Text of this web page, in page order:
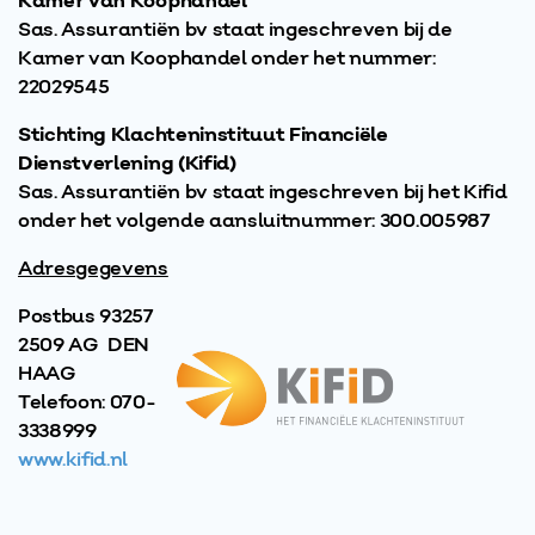
Sas. Assurantiën bv staat ingeschreven bij de
Kamer van Koophandel onder het nummer:
22029545
Stichting Klachteninstituut Financiële
Dienstverlening (Kifid)
Sas. Assurantiën bv staat ingeschreven bij het Kifid
onder het volgende aansluitnummer: 300.005987
Adresgegevens
Postbus 93257
2509 AG DEN
HAAG
Telefoon: 070-
3338999
www.kifid.nl